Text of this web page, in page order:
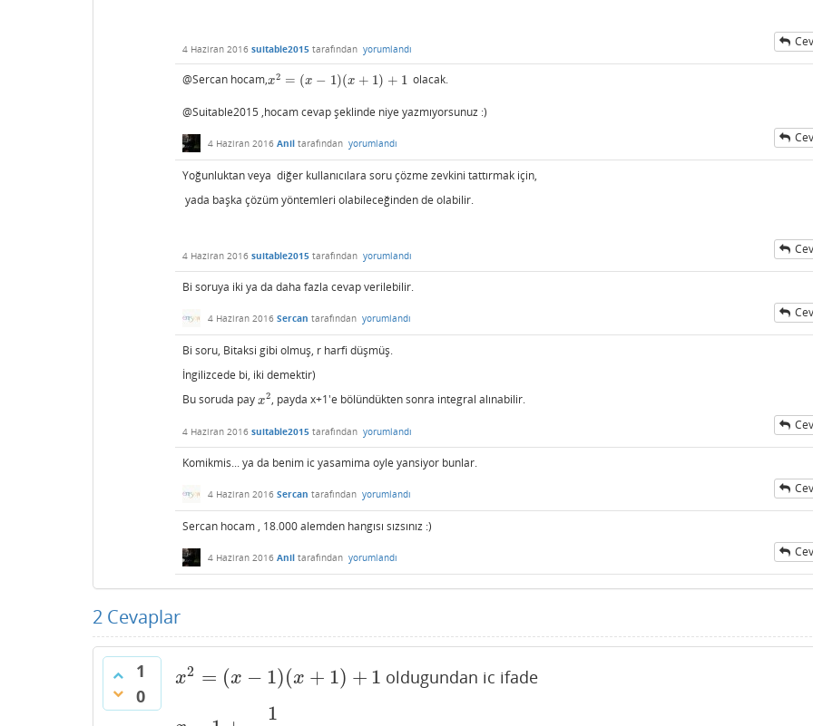
4 Haziran 2016 suitable2015 tarafından yorumlandı
@Sercan hocam,x2 = (x − 1)(x + 1) + 1
x2= (x −1)( x+ 1)+1 olacak.
@Suitable2015 ,hocam cevap şeklinde niye yazmıyorsunuz :)
4 Haziran 2016 Anil tarafından yorumlandı
Yoğunluktan veya diğer kullanıcılara soru çözme zevkini tattırmak için,
yada başka çözüm yöntemleri olabileceğinden de olabilir.
4 Haziran 2016 suitable2015 tarafından yorumlandı
Bi soruya iki ya da daha fazla cevap verilebilir.
4 Haziran 2016 Sercan tarafından yorumlandı
Bi soru, Bitaksi gibi olmuş, r harfi düşmüş.
İngilizcede bi, iki demektir)
Bu soruda pay x2
x2, payda x+1'e bölündükten sonra integral alınabilir.
4 Haziran 2016 suitable2015 tarafından yorumlandı
Komikmis... ya da benim ic yasamima oyle yansiyor bunlar.
4 Haziran 2016 Sercan tarafından yorumlandı
Sercan hocam , 18.000 alemden hangısı sızsınız :)
4 Haziran 2016 Anil tarafından yorumlandı
2 Cevaplar
1
0
x2 = (x − 1)(x + 1) + 1
x2= (x− 1)( x+1 )+1 oldugundan ic ifade
1